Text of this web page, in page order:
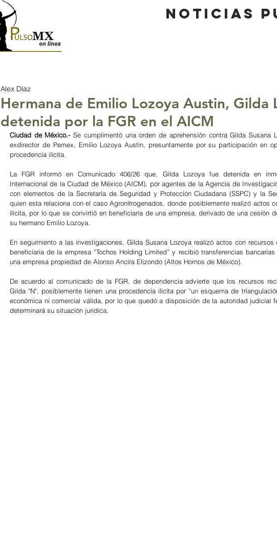
Noticias
Hermana de Emilio Lozoya Austin, Gilda
detenida por la FGR en el AICM
Alex Díaz
Ciudad de México.- Se cumplimentó una orden de aprehensión contra Gilda Susana
exdirector de Pemex, Emilio Lozoya Austin, presuntamente por su participación en
procedencia ilícita.
La FGR informó en Comunicado 406/26 que, Gilda Lozoya fue detenida en
Internacional de la Ciudad de México (AICM), por agentes de la Agencia de
con elementos de la Secretaría de Seguridad y Protección Ciudadana (SSPC) y la
quien esta relaciona con el caso Agronitrogenados, donde posiblemente realizó actos
ilícita, por lo que se convirtió en beneficiaria de una empresa, derivado de una cesión
su hermano Emilio Lozoya.
En seguimiento a las investigaciones, Gilda Susana Lozoya realizó actos con
beneficiaria de la empresa “Tochos Holding Limited” y recibió transferencias
una empresa propiedad de Alonso Ancira Elizondo (Altos Hornos de México).
De acuerdo al comunicado de la FGR, de dependencia advierte que los recursos
Gilda "N", posiblemente tienen una procedencia ilícita por “un esquema de
económica ni comercial válida, por lo que quedó a disposición de la autoridad judicial
determinará su situación jurídica.